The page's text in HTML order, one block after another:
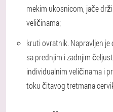
mekim ukosnicom, jače
veličinama;
kruti ovratnik. Napravljen
sa prednjim i zadnjim
individualnim veličinama i
toku čitavog tretmana